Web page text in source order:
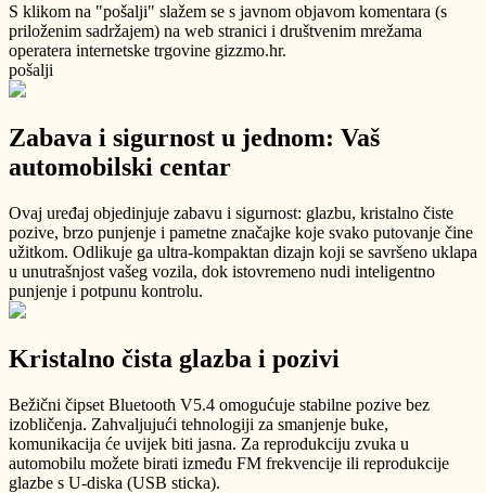
S klikom na "pošalji" slažem se s javnom objavom komentara (s
priloženim sadržajem) na web stranici i društvenim mrežama
operatera internetske trgovine gizzmo.hr.
pošalji
Zabava i sigurnost u jednom: Vaš
automobilski centar
Ovaj uređaj objedinjuje zabavu i sigurnost: glazbu, kristalno čiste
pozive, brzo punjenje i pametne značajke koje svako putovanje čine
užitkom. Odlikuje ga ultra-kompaktan dizajn koji se savršeno uklapa
u unutrašnjost vašeg vozila, dok istovremeno nudi inteligentno
punjenje i potpunu kontrolu.
Kristalno čista glazba i pozivi
Bežični čipset Bluetooth V5.4 omogućuje stabilne pozive bez
izobličenja. Zahvaljujući tehnologiji za smanjenje buke,
komunikacija će uvijek biti jasna. Za reprodukciju zvuka u
automobilu možete birati između FM frekvencije ili reprodukcije
glazbe s U-diska (USB sticka).